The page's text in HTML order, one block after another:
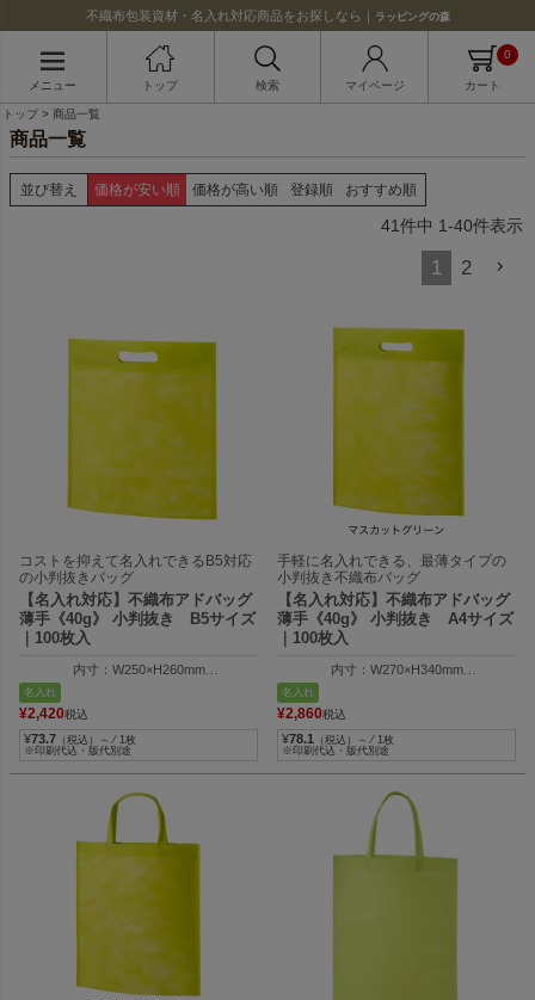
不織布包装資材・名入れ対応商品をお探しなら｜ ラッピングの森
メニュー トップ 検索 マイページ カート
0
トップ 商品一覧
商品一覧
並び替え 価格が安い順 価格が高い順 登録順 おすすめ順
41件中 1-40件表示
1 2
コストを抑えて名入れできるB5対応
の小判抜きバッグ
【名入れ対応】不織布アドバッグ
薄手《40g》 小判抜き B5サイズ
｜100枚入
内寸：W250×H260mm
名入れ
¥2,420税込
¥73.7 （税込）～ ⁄ 1枚
※印刷代込・版代別途
手軽に名入れできる、最薄タイプの
小判抜き不織布バッグ
【名入れ対応】不織布アドバッグ
薄手《40g》 小判抜き A4サイズ
｜100枚入
内寸：W270×H340mm
名入れ
¥2,860税込
¥78.1
（税込）～ ⁄ 1枚
※印刷代込・版代別途